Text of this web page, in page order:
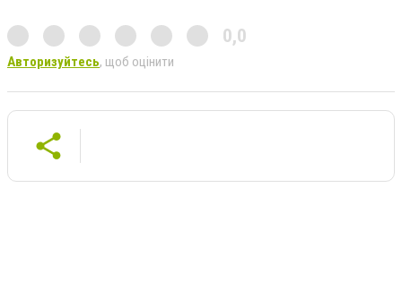
0,0
Авторизуйтесь, щоб оцінити